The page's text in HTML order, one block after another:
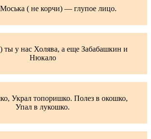
( не корчи) — глупое лицо.
ты у нас Холява, а еще Забабашкин и
Нюкало
Украл топоришко. Полез в окошко,
Упал в лукошко.